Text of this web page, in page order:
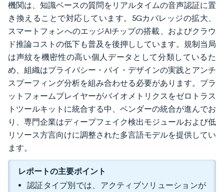
機関は、知識ベースの質問をリアルタイムの音声認証に置
き換えることで対応しています。5Gカバレッジの拡大、
スマートフォンへのエッジAIチップの搭載、およびクラウ
ド推論コストの低下も普及を後押ししています。規制当局
は声紋を機密性の高い個人データとして分類しているた
め、組織はプライバシー・バイ・デザインの実践とアンチ
スプーフィング分析を組み合わせる必要があります。プラ
ットフォームプレイヤーがバイオメトリクスをゼロトラス
トツールキットに統合する中、ベンダーの統合が進んでお
り、専門企業はディープフェイク検出モジュールおよび低
リソース方言向けに調整された多言語モデルを提供してい
ます。
レポートの主要ポイント
認証タイプ別では、アクティブソリューションが